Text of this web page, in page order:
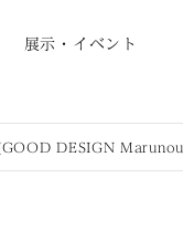
展示・イベント
DESIGN